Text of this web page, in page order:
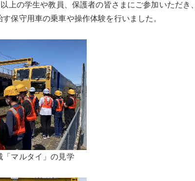
上の学生や教員、保護者の皆さまにご参加いただき、
保守用車の乗車や操作体験を行いました。
マルタイ」の見学